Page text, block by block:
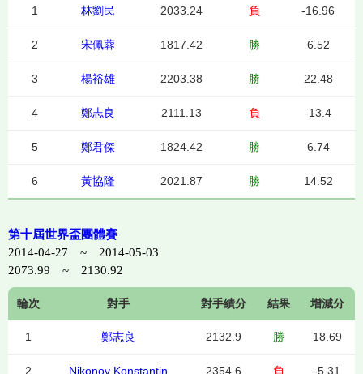
1 林劉民 2033.24 負 -16.96
2 宋佩蓉 1817.42 勝 6.52
3 楊裕雄 2203.38 勝 22.48
4 鄭志良 2111.13 負 -13.4
5 鄭君傑 1824.42 勝 6.74
6 黃協隆 2021.87 勝 14.52
第十屆世界盃團體賽
2014-04-27 ~ 2014-05-03
2073.99 ~ 2130.92
輪次 對手 對手績分 結果 增減分
1 鄭志良 2132.9 勝 18.69
2 Nikonov Konstantin 2354.6 負 -5.31